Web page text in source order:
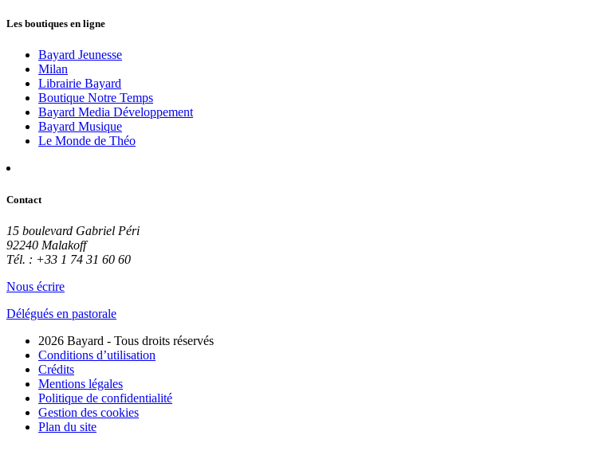
Les boutiques en ligne
Bayard Jeunesse
Milan
Librairie Bayard
Boutique Notre Temps
Bayard Media Développement
Bayard Musique
Le Monde de Théo
Contact
15 boulevard Gabriel Péri
92240 Malakoff
Tél. : +33 1 74 31 60 60
Nous écrire
Délégués en pastorale
2026 Bayard - Tous droits réservés
Conditions d’utilisation
Crédits
Mentions légales
Politique de confidentialité
Gestion des cookies
Plan du site